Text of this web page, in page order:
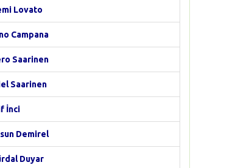
Lovato
Campana
Saarinen
Saarinen
İnci
Demirel
Duyar